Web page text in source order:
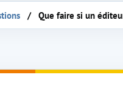
Que faire si un